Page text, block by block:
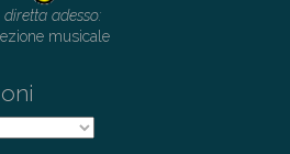
diretta adesso:
musicale